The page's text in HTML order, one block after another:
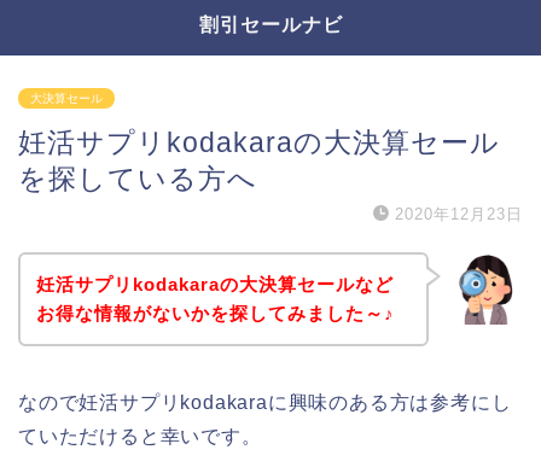
割引セールナビ
大決算セール
妊活サプリkodakaraの大決算セール
を探している方へ
2020年12月23日
妊活サプリkodakaraの大決算セールなど
お得な情報がないかを探してみました～♪
なので妊活サプリkodakaraに興味のある方は参考にし
ていただけると幸いです。